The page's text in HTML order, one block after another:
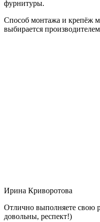
фурнитуры.
Способ монтажа и крепёж
выбирается
Ирина Криворотова
Отлично выполняете свою
довольны, респект!)